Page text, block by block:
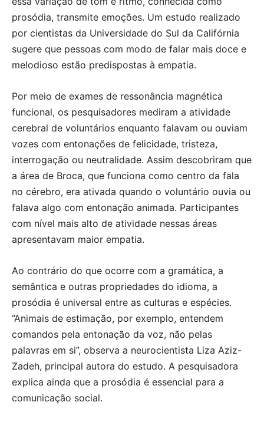
prosódia, transmite emoções. Um estudo realizado
por cientistas da Universidade do Sul da Califórnia
sugere que pessoas com modo de falar mais doce e
melodioso estão predispostas à empatia.
Por meio de exames de ressonância magnética
funcional, os pesquisadores mediram a atividade
cerebral de voluntários enquanto falavam ou ouviam
vozes com entonações de felicidade, tristeza,
interrogação ou neutralidade. Assim descobriram que
a área de Broca, que funciona como centro da fala
no cérebro, era ativada quando o voluntário ouvia ou
falava algo com entonação animada. Participantes
com nível mais alto de atividade nessas áreas
apresentavam maior empatia.
Ao contrário do que ocorre com a gramática, a
semântica e outras propriedades do idioma, a
prosódia é universal entre as culturas e espécies.
“Animais de estimação, por exemplo, entendem
comandos pela entonação da voz, não pelas
palavras em si”, observa a neurocientista Liza Aziz-
Zadeh, principal autora do estudo. A pesquisadora
explica ainda que a prosódia é essencial para a
comunicação social.